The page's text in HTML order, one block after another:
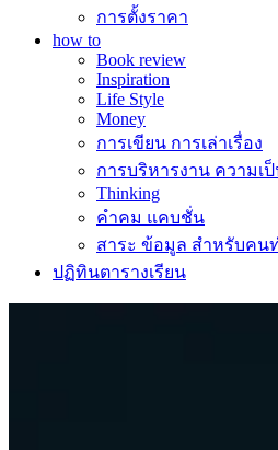
การตั้งราคา
how to
Book review
Inspiration
Life Style
Money
การเขียน การเล่าเรื่อง
การบริหารงาน ความเ
Thinking
คำคม แคบชั่น
สาระ ข้อมูล สำหรับคน
ปฏิทินตารางเรียน